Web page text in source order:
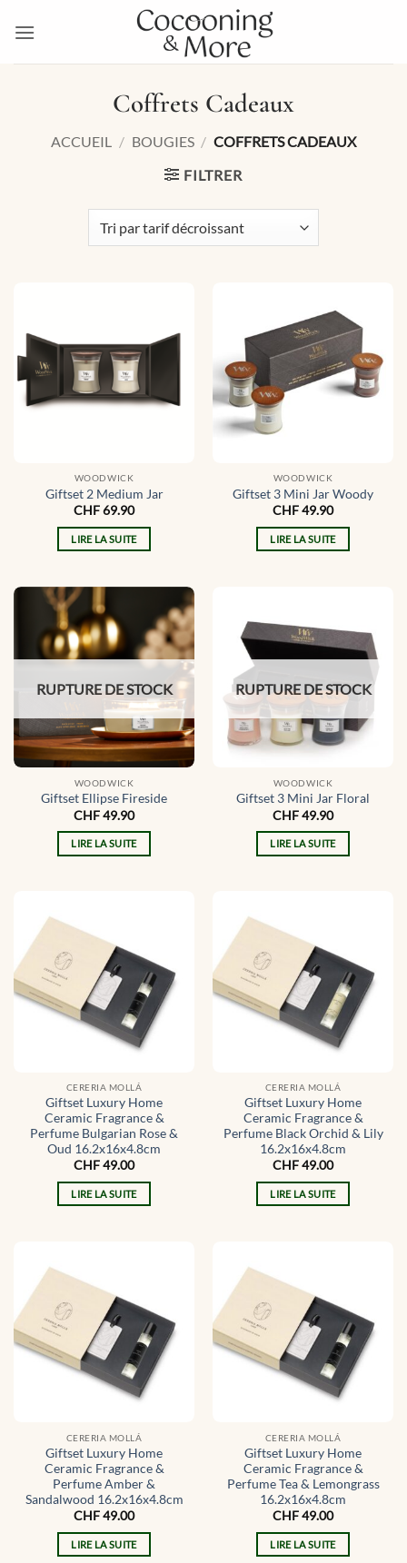
Coffrets Cadeaux
ACCUEIL / BOUGIES / COFFRETS CADEAUX
FILTRER
WOODWICK
Giftset 2 Medium Jar
CHF69.90
LIRE LA SUITE
WOODWICK
Giftset 3 Mini Jar Woody
CHF49.90
LIRE LA SUITE
RUPTURE DE STOCK
WOODWICK
Giftset Ellipse Fireside
CHF49.90
LIRE LA SUITE
RUPTURE DE STOCK
WOODWICK
Giftset 3 Mini Jar Floral
CHF49.90
LIRE LA SUITE
CERERIA MOLLÁ
Giftset Luxury Home
Ceramic Fragrance &
Perfume Bulgarian Rose &
Oud 16.2x16x4.8cm
CHF49.00
LIRE LA SUITE
CERERIA MOLLÁ
Giftset Luxury Home
Ceramic Fragrance &
Perfume Black Orchid & Lily
16.2x16x4.8cm
CHF49.00
LIRE LA SUITE
CERERIA MOLLÁ
Giftset Luxury Home
Ceramic Fragrance &
Perfume Amber &
Sandalwood 16.2x16x4.8cm
CHF49.00
LIRE LA SUITE
CERERIA MOLLÁ
Giftset Luxury Home
Ceramic Fragrance &
Perfume Tea & Lemongrass
16.2x16x4.8cm
CHF49.00
LIRE LA SUITE